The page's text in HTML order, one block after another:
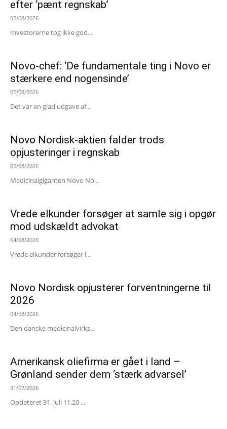
efter ‘pænt regnskab’
05/08/2026
Investorerne tog ikke god...
Novo-chef: ‘De fundamentale ting i Novo er
stærkere end nogensinde’
05/08/2026
Det var en glad udgave af...
Novo Nordisk-aktien falder trods
opjusteringer i regnskab
05/08/2026
Medicinalgiganten Novo No...
Vrede elkunder forsøger at samle sig i opgør
mod udskældt advokat
04/08/2026
Vrede elkunder forsøger l...
Novo Nordisk opjusterer forventningerne til
2026
04/08/2026
Den danske medicinalvirks...
Amerikansk oliefirma er gået i land –
Grønland sender dem ‘stærk advarsel’
31/07/2026
Opdateret 31. juli 11.20 ...